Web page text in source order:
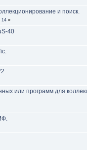
и поиск.
14 »
40
или программ для